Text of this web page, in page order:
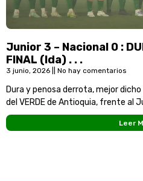
Junior 3 – Nacional 0 :
FINAL (Ida) . . .
3 junio, 2026 No hay comentarios
Dura y penosa derrota, mejor dicho
del VERDE de Antioquia, frente al
(Ida) de la Liga 2026-I del FPC.!
Leer